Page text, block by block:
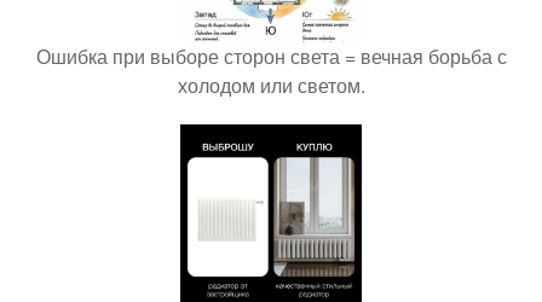
Ошибка при выборе сторон света = вечная борьба с
холодом или светом.